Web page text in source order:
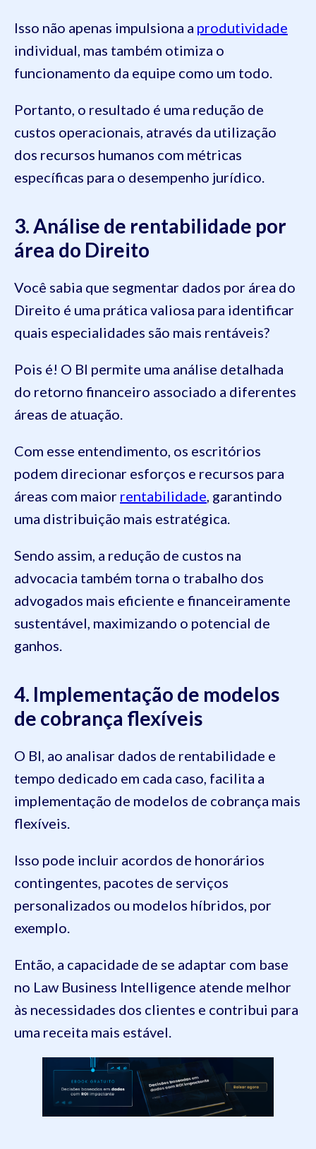
Isso não apenas impulsiona a produtividade
individual, mas também otimiza o
funcionamento da equipe como um todo.
Portanto, o resultado é uma redução de
custos operacionais, através da utilização
dos recursos humanos com métricas
específicas para o desempenho jurídico.
3. Análise de rentabilidade por
área do Direito
Você sabia que segmentar dados por área do
Direito é uma prática valiosa para identificar
quais especialidades são mais rentáveis?
Pois é! O BI permite uma análise detalhada
do retorno financeiro associado a diferentes
áreas de atuação.
Com esse entendimento, os escritórios
podem direcionar esforços e recursos para
áreas com maior rentabilidade , garantindo
uma distribuição mais estratégica.
Sendo assim, a redução de custos na
advocacia também torna o trabalho dos
advogados mais eficiente e financeiramente
sustentável, maximizando o potencial de
ganhos.
4. Implementação de modelos
de cobrança flexíveis
O BI, ao analisar dados de rentabilidade e
tempo dedicado em cada caso, facilita a
implementação de modelos de cobrança mais
flexíveis.
Isso pode incluir acordos de honorários
contingentes, pacotes de serviços
personalizados ou modelos híbridos, por
exemplo.
Então, a capacidade de se adaptar com base
no Law Business Intelligence atende melhor
às necessidades dos clientes e contribui para
uma receita mais estável.